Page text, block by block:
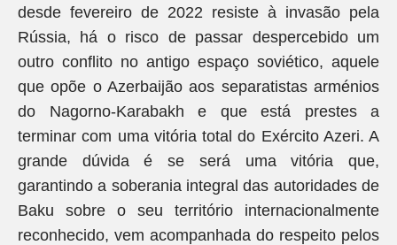
desde fevereiro de 2022 resiste à invasão pela
Rússia, há o risco de passar despercebido um
outro conflito no antigo espaço soviético, aquele
que opõe o Azerbaijão aos separatistas arménios
do Nagorno-Karabakh e que está prestes a
terminar com uma vitória total do Exército Azeri. A
grande dúvida é se será uma vitória que,
garantindo a soberania integral das autoridades de
Baku sobre o seu território internacionalmente
reconhecido, vem acompanhada do respeito pelos